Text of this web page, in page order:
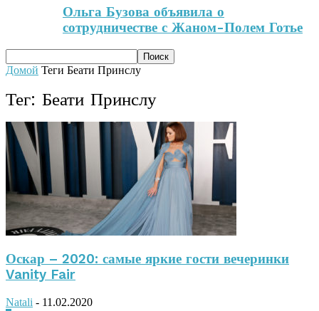
Ольга Бузова объявила о
сотрудничестве с Жаном-Полем Готье
Домой Теги Беати Принслу
Тег: Беати Принслу
Оскар – 2020: самые яркие гости вечеринки
Vanity Fair
Natali - 11.02.2020